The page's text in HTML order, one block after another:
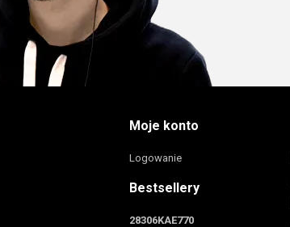
Moje konto
Logowanie
Bestsellery
28306KAE770